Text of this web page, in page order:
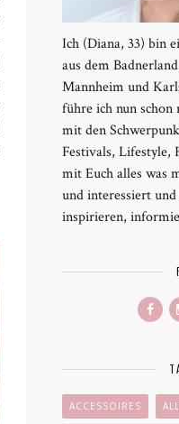
Ich (Diana, 33) bin
aus dem
Mannheim und
führe ich nun
mit den
Festivals, Lifestyle,
mit Euch alles was
und interessiert
inspirieren,
ACCESSOIRES